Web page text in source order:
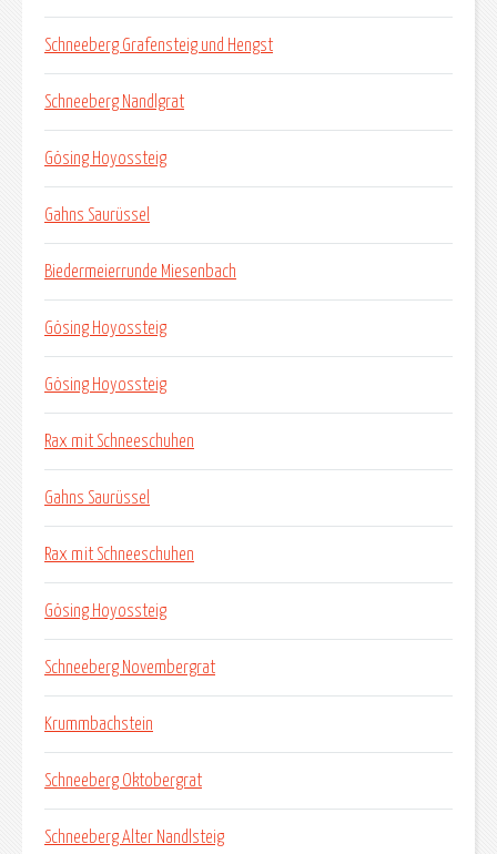
Schneeberg Grafensteig und Hengst
Schneeberg Nandlgrat
Gösing Hoyossteig
Gahns Saurüssel
Biedermeierrunde Miesenbach
Gösing Hoyossteig
Gösing Hoyossteig
Rax mit Schneeschuhen
Gahns Saurüssel
Rax mit Schneeschuhen
Gösing Hoyossteig
Schneeberg Novembergrat
Krummbachstein
Schneeberg Oktobergrat
Schneeberg Alter Nandlsteig